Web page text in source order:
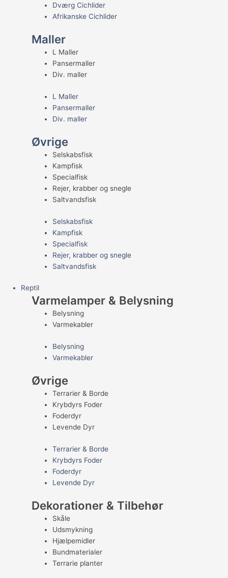
Dværg Cichlider
Afrikanske Cichlider
Maller
L Maller
Pansermaller
Div. maller
L Maller
Pansermaller
Div. maller
Øvrige
Selskabsfisk
Kampfisk
Specialfisk
Rejer, krabber og snegle
Saltvandsfisk
Selskabsfisk
Kampfisk
Specialfisk
Rejer, krabber og snegle
Saltvandsfisk
Reptil
Varmelamper & Belysning
Belysning
Varmekabler
Belysning
Varmekabler
Øvrige
Terrarier & Borde
Krybdyrs Foder
Foderdyr
Levende Dyr
Terrarier & Borde
Krybdyrs Foder
Foderdyr
Levende Dyr
Dekorationer & Tilbehør
Skåle
Udsmykning
Hjælpemidler
Bundmaterialer
Terrarie planter